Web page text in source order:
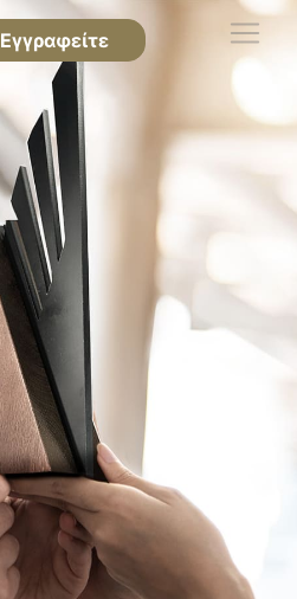
Εγγραφείτε